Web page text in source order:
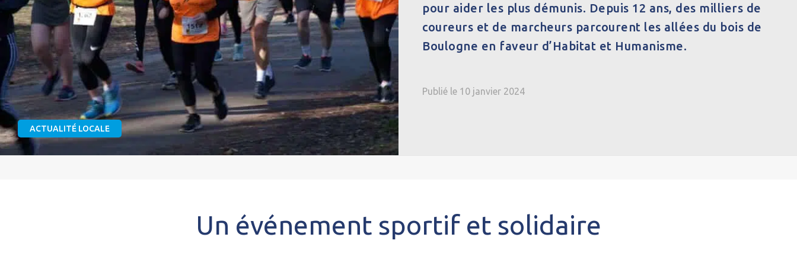
ACTUALITÉ LOCALE
pour aider les plus démunis. Depuis 12 ans, des milliers de
coureurs et de marcheurs parcourent les allées du bois de
Boulogne en faveur d’Habitat et Humanisme.
Publié le 10 janvier 2024
Un événement sportif et solidaire